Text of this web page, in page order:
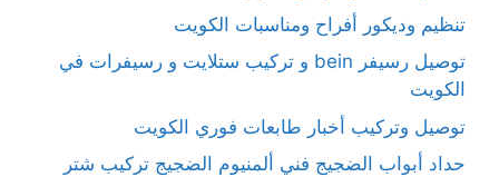
تنظيم وديكور أفراح ومناسبات الكويت
توصيل رسيفر bein و تركيب ستلايت و رسيفرات في
الكويت
توصيل وتركيب أخبار طابعات فوري الكويت
حداد أبواب الضجيج فني ألمنيوم الضجيج تركيب شتر